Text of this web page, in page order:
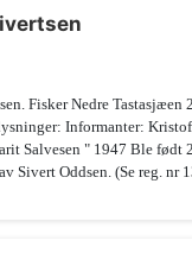
Fisker Nedre Tastasjæen
Informanter:
Salvesen " 1947 Ble født
Sivert Oddsen. (Se reg. nr